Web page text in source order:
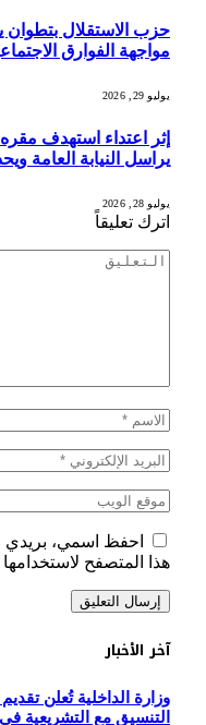
حزب الاستقلال
مواجهة الفوارق
يوليو 29, 2026
إثر اعتداء استهدف
يراسل النيابة العامة
يوليو 28, 2026
اترك تعليقاً
احفظ اسمي، بريدي
هذا المتصفح
آخر الأخبار
وزارة الداخلية تُعلن
التنسيق مع التشريعية في 2026